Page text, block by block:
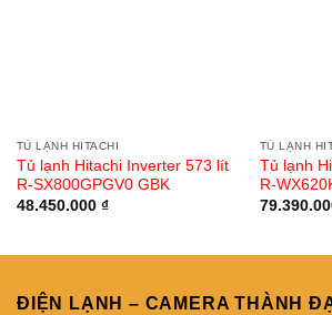
TỦ LẠNH HITACHI
Tủ lạnh Hitachi Inverter 573 lít
R-SX800GPGV0 GBK
48.450.000 ₫
TỦ LẠNH
Tủ lạnh
R-
ĐIỆN LẠNH – CAMERA THÀNH